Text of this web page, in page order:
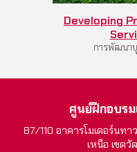
Developing
การพัฒนา
ศูนย์ฝึกอบร
87/110 อาคารโมเดอร์นท
เหนือ เขตวั